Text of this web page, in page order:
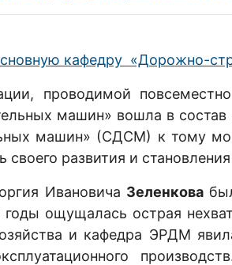
кафедру «Дорожно-
проводимой
машин» вошла в
машин» (СДСМ) к тому
развития и
Ивановича Зеленкова
ощущалась острая
и кафедра ЭРДМ